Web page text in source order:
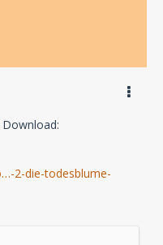
2-die-todesblume-